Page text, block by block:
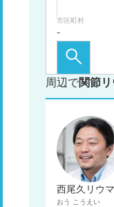
市区町村
周辺で関節
西尾久リウ
おう こうえい